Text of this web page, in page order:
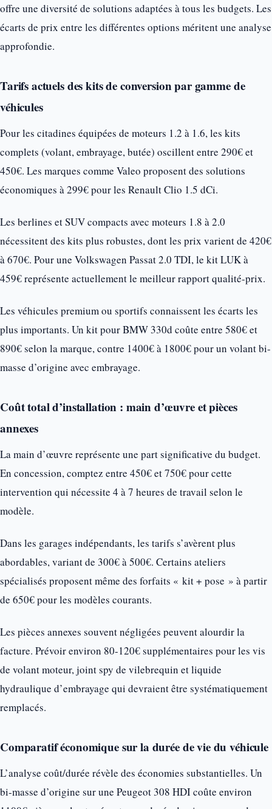
offre une diversité de solutions adaptées à tous les budgets. Les
écarts de prix entre les différentes options méritent une analyse
approfondie.
Tarifs actuels des kits de conversion par gamme de
véhicules
Pour les citadines équipées de moteurs 1.2 à 1.6, les kits
complets (volant, embrayage, butée) oscillent entre 290€ et
450€. Les marques comme Valeo proposent des solutions
économiques à 299€ pour les Renault Clio 1.5 dCi.
Les berlines et SUV compacts avec moteurs 1.8 à 2.0
nécessitent des kits plus robustes, dont les prix varient de 420€
à 670€. Pour une Volkswagen Passat 2.0 TDI, le kit LUK à
459€ représente actuellement le meilleur rapport qualité-prix.
Les véhicules premium ou sportifs connaissent les écarts les
plus importants. Un kit pour BMW 330d coûte entre 580€ et
890€ selon la marque, contre 1400€ à 1800€ pour un volant bi-
masse d’origine avec embrayage.
Coût total d’installation : main d’œuvre et pièces
annexes
La main d’œuvre représente une part significative du budget.
En concession, comptez entre 450€ et 750€ pour cette
intervention qui nécessite 4 à 7 heures de travail selon le
modèle.
Dans les garages indépendants, les tarifs s’avèrent plus
abordables, variant de 300€ à 500€. Certains ateliers
spécialisés proposent même des forfaits « kit + pose » à partir
de 650€ pour les modèles courants.
Les pièces annexes souvent négligées peuvent alourdir la
facture. Prévoir environ 80-120€ supplémentaires pour les vis
de volant moteur, joint spy de vilebrequin et liquide
hydraulique d’embrayage qui devraient être systématiquement
remplacés.
Comparatif économique sur la durée de vie du véhicule
L’analyse coût/durée révèle des économies substantielles. Un
bi-masse d’origine sur une Peugeot 308 HDI coûte environ